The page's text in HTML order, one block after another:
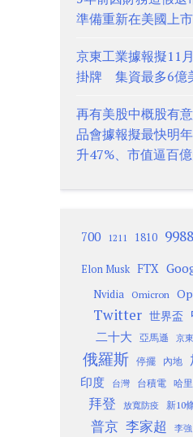
準備重新在美國上市
京東工業據報擬11
掛牌 集資最多6億
再有美股中概股有
品會據報擬最快明
升47%、市值逼百
700 1211 1810 9988
Elon Musk FTX
Nvidia Omicron
Twitter 世界盃
二十大 亞馬遜 京東
俄羅斯 停擺 內地
印度
台灣 台積電 哈里
拜登 放寬防疫 新10
普京 李家超 李強